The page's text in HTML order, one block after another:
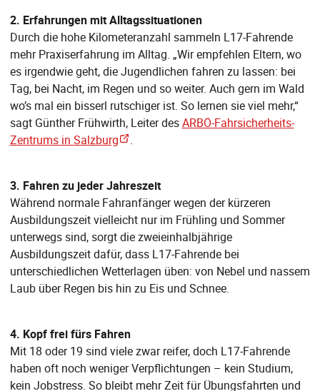
2. Erfahrungen mit Alltagssituationen
Durch die hohe Kilometeranzahl sammeln L17-Fahrende
mehr Praxiserfahrung im Alltag. „Wir empfehlen Eltern, wo
es irgendwie geht, die Jugendlichen fahren zu lassen: bei
Tag, bei Nacht, im Regen und so weiter. Auch gern im Wald
wo’s mal ein bisserl rutschiger ist. So lernen sie viel mehr,“
sagt Günther Frühwirth, Leiter desARBÖ-Fahrsicherheits-
Zentrums in Salzburg
.
3. Fahren zu jeder Jahreszeit
Während normale Fahranfänger wegen der kürzeren
Ausbildungszeit vielleicht nur im Frühling und Sommer
unterwegs sind, sorgt die zweieinhalbjährige
Ausbildungszeit dafür, dass L17-Fahrende bei
unterschiedlichen Wetterlagen üben: von Nebel und nassem
Laub über Regen bis hin zu Eis und Schnee.
4. Kopf frei fürs Fahren
Mit 18 oder 19 sind viele zwar reifer, doch L17-Fahrende
haben oft noch weniger Verpflichtungen – kein Studium,
kein Jobstress. So bleibt mehr Zeit für Übungsfahrten und